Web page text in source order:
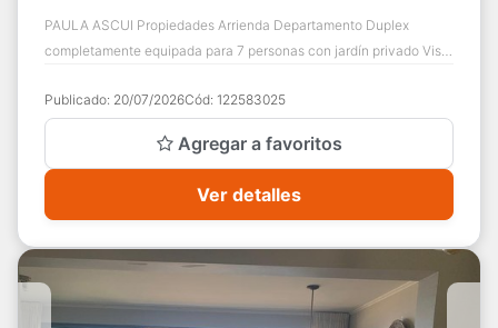
PAULA ASCUI Propiedades Arrienda Departamento Duplex
completamente equipada para 7 personas con jardín privado Vista
Publicado: 20/07/2026Cód: 122583025
Agregar a favoritos
Ver detalles